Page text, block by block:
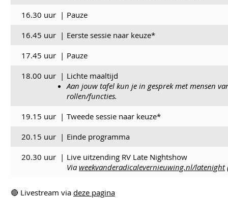
16.30 uur | Pauze
16.45 uur | Eerste sessie naar keuze*
17.45 uur | Pauze
18.00 uur | Lichte maaltijd
Aan jouw tafel kun je in gesprek met mensen
rollen/functies.
19.15 uur | Tweede sessie naar keuze*
20.15 uur | Einde programma
20.30 uur | Live uitzending RV Late Nightshow
Viaweekvanderadicalevernieuwing.nl/latenight
🔴 Livestream via deze pagina